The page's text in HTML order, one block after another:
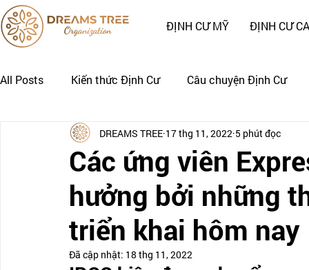
ĐỊNH CƯ MỸ ĐỊNH CƯ
All Posts Kiến thức Định Cư Câu chuyện Định Cư
Nhật Ký Định Cư của Khách Hàng CÂU CHUYỆN
Các ứng viên
hưởng bởi những
triển khai hôm nay
DREAMS TREE 17 thg 11, 2022 5 phút đọc
Đã cập nhật: 18 thg 11, 2022